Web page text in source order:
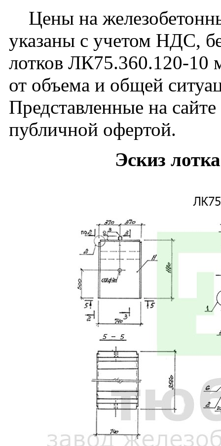
Цены на
указаны с учетом НДС,
лотков ЛК75.360.120-10
от объема и общей
Представленные на
публичной офертой.
Эскиз